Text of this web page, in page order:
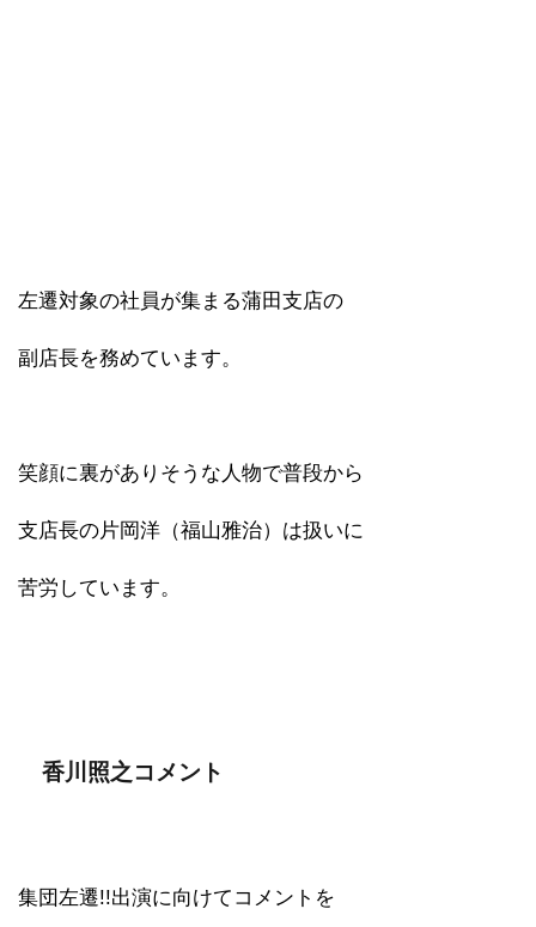
左遷対象の社員が集まる蒲田支店の
副店長を務めています。
笑顔に裏がありそうな人物で普段から
支店長の片岡洋（福山雅治）は扱いに
苦労しています。
香川照之コメント
集団左遷!!出演に向けてコメントを